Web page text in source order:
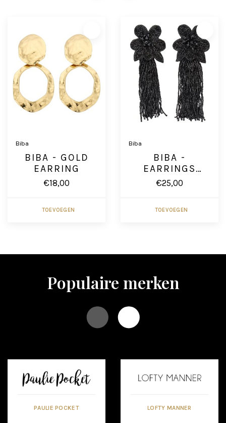
Biba
BIBA - GOLD
EARRING
€18,00
TOEVOEGEN
Biba
BIBA -
EARRINGS
SPARKEL
BLOOM
€25,00
TOEVOEGEN
Populaire merken
PAULIE POCKET LOFTY MANNER